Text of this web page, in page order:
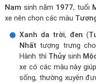
Nam sinh năm 1977, tuổi
xe nên chọn các màu
Xanh da trời, đen (
Nhất tượng trưng
Hành thì Thủysinh
xe có các màu này
sống, thường xuyên